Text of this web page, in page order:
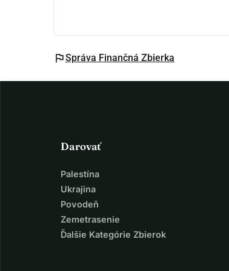
flagSpráva Finančná Zbierka
Darovať
Palestína
Ukrajina
Povodeň
Zemetrasenie
Ďalšie Kategórie Zbierok